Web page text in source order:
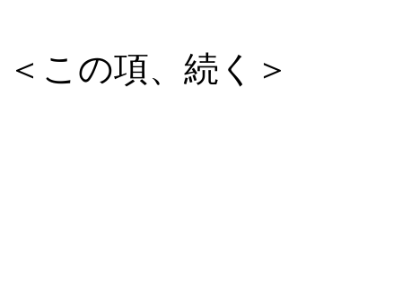
＜この項、続く＞